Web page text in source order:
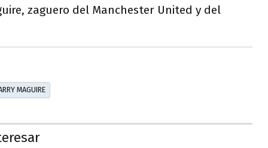
zaguero del Manchester United y del
MAGUIRE